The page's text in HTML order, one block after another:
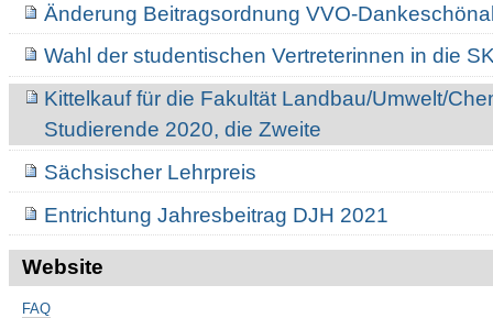
Änderung Beitragsordnung VVO-
Wahl der studentischen Vertreterinnen in die
Kittelkauf für die Fakultät Landbau/Umwelt/
Studierende 2020, die Zweite
Sächsischer Lehrpreis
Entrichtung Jahresbeitrag DJH 2021
Website
FAQ